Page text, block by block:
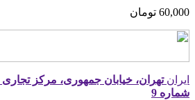
60,000 تومان
ایرانتهران، خیابان جمهوری، مرکز
شماره 9